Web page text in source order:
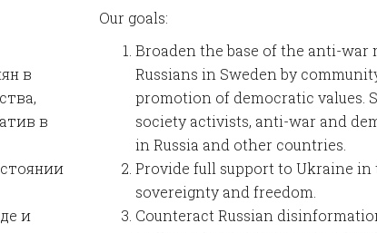
в
в
и
Our goals:
Broaden the base of the anti-war
Russians in Sweden by
promotion of democratic values.
society activists, anti-war and
in Russia and other countries.
Provide full support to Ukraine
sovereignty and freedom.
Counteract Russian